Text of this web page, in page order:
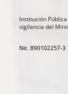
Institución
vigilancia del
Nit. 890102257-3